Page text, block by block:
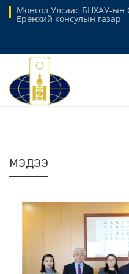
Монгол Улсаас БНХАУ-ын
Ерөнхий консулын газар
МЭДЭЭ